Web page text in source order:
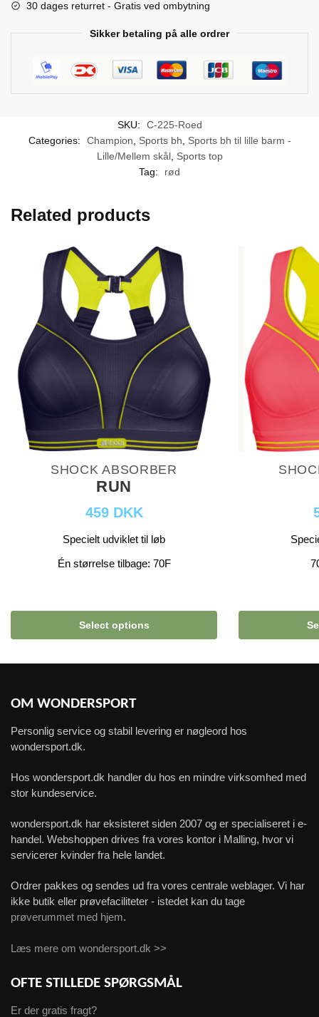
30 dages returret - Gratis ved ombytning
Sikker betaling på alle ordrer
SKU:
C-225-Roed
Categories:
Champion Sports bh
Sports bh til lille barm -
Lille/Mellem skål, Sports top
Tag:
rød
Related products
SHOCK ABSORBER
RUN
459 DKK
Specielt udviklet til løb
Én størrelse tilbage: 70F
Select options
OM WONDERSPORT
Personlig service og stabil levering er nøgleord hos
wondersport.dk.
Hos wondersport.dk handler du hos en mindre virksomhed med
stor kundeservice.
wondersport.dk har eksisteret siden 2007 og er specialiseret i e-
handel. Webshoppen drives fra vores kontor i Malling, hvor vi
servicerer kvinder fra hele landet.
Ordrer pakkes og sendes ud fra vores centrale weblager. Vi har
ikke butik eller prøvefaciliteter - istedet kan du tage
prøverummet med hjem.
Læs mere om wondersport.dk >>
OFTE STILLEDE SPØRGSMÅL
Er der gratis fragt?